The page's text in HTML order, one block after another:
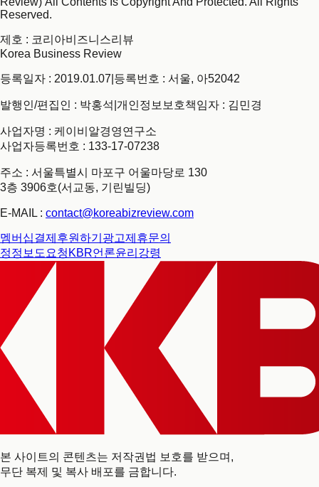
Reserved.
제호 : 코리아비즈니스리뷰
Korea Business Review
등록일자 : 2019.01.07 등록번호 : 서울, 아52042
발행인/편집인 : 박홍석 개인정보보호책임자 : 김민경
사업자명 : 케이비알경영연구소
사업자등록번호 : 133-17-07238
주소 : 서울특별시 마포구 어울마당로 130
3층 3906호(서교동, 기린빌딩)
E-MAIL : contact@koreabizreview.com
멤버십결제 후원하기 광고제휴문의
정정보도요청 KBR언론윤리강령
본 사이트의 콘텐츠는 저작권법 보호를 받으며,
무단 복제 및 복사 배포를 금합니다.